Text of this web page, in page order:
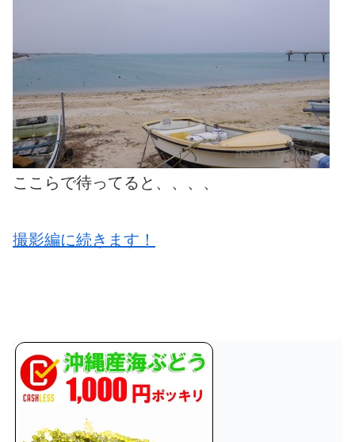
ここらで待ってると、、、、
撮影編に続きます！